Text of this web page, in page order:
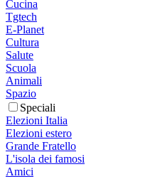
Cucina
Tgtech
E-Planet
Cultura
Salute
Scuola
Animali
Spazio
Speciali
Elezioni Italia
Elezioni estero
Grande Fratello
L'isola dei famosi
Amici